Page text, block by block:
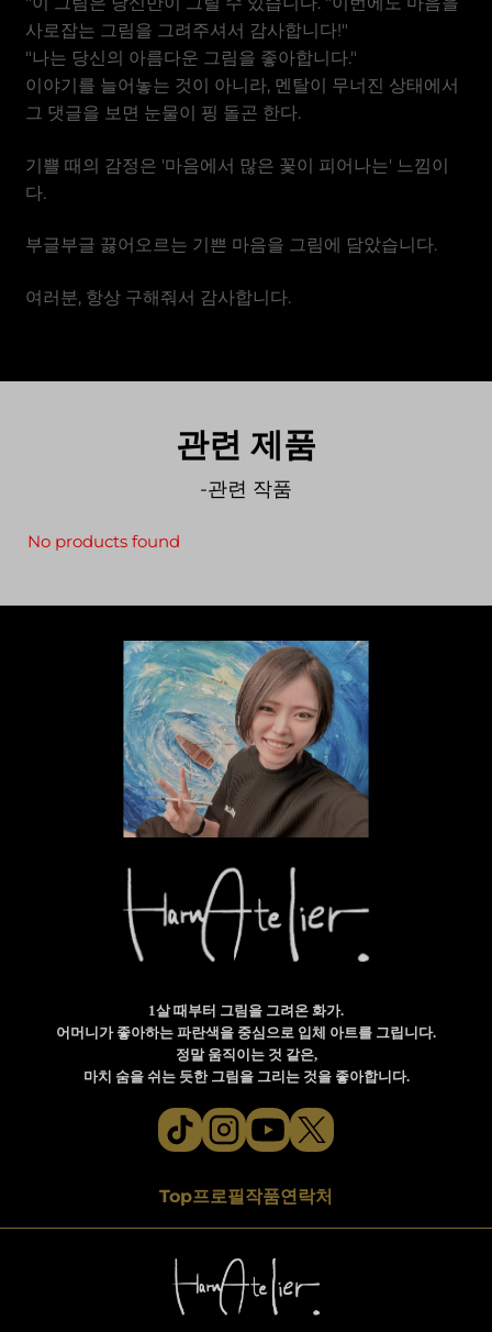
사로잡는 그림을 그려주셔서 감사합니다!"
"나는 당신의 아름다운 그림을 좋아합니다."
이야기를 늘어놓는 것이 아니라, 멘탈이 무너진 상태에서
그 댓글을 보면 눈물이 핑 돌곤 한다.
기쁠 때의 감정은 '마음에서 많은 꽃이 피어나는' 느낌이
다.
부글부글 끓어오르는 기쁜 마음을 그림에 담았습니다.
여러분, 항상 구해줘서 감사합니다.
관련 제품
-관련 작품
No products found
1살 때부터 그림을 그려온 화가.
어머니가 좋아하는 파란색을 중심으로 입체 아트를 그립니다.
정말 움직이는 것 같은,
마치 숨을 쉬는 듯한 그림을 그리는 것을 좋아합니다.
Top프로필 작품연락처